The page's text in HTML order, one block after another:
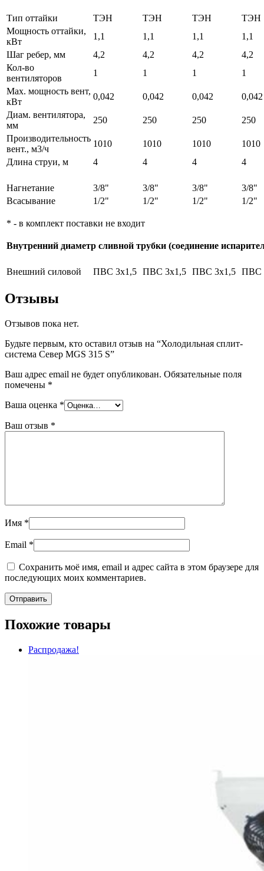
Тип оттайки ТЭН ТЭН ТЭН
ТЭН
Мощность оттайки,
кВт
1,1 1,1 1,1
1,1
Шаг ребер, мм
4,2 4,2 4,2
4,2
Кол-во
вентиляторов
1 1 1
1
Max. мощность вент,
кВт
0,042 0,042 0,042
0,042
Диам. вентилятора,
мм
250 250 250
250
Производительность
вент., м3/ч
1010 1010 1010
1010
Длина струи, м
4 4 4 4
Нагнетание 3/8" 3/8" 3/8"
3/8"
Всасывание
1/2" 1/2" 1/2" 1/2"
* - в комплект поставки не входит
Внутренний диаметр сливной трубки (соединение
Внешний силовой ПВС 3х1,5 ПВС 3х1,5 ПВС 3х1,5 ПВС
Отзывы
Отзывов пока нет.
Будьте первым, кто оставил отзыв на “Холодильная сплит-
система Север MGS 315 S”
Ваш адрес email не будет опубликован. Обязательные поля
помечены *
Ваша оценка *
Ваш отзыв *
Имя *
Email *
Сохранить моё имя, email и адрес сайта в этом браузере для
последующих моих комментариев.
Похожие товары
Распродажа!